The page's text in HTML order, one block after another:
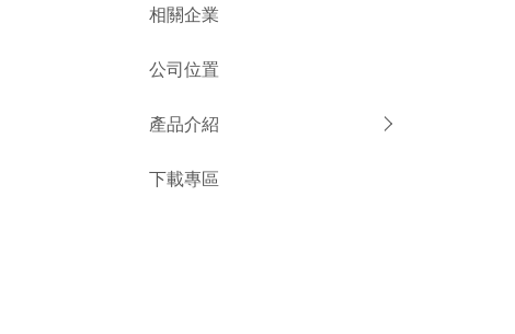
相關企業
公司位置
產品介紹
下載專區